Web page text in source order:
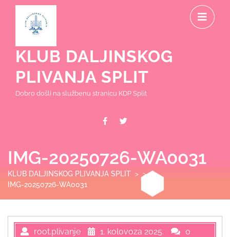
content
KLUB DALJINSKOG
PLIVANJA SPLIT
Dobro došli na službenu stranicu KDP Split
Facebook
IMG-20250726-WA0031
KLUB DALJINSKOG PLIVANJA SPLIT > >
IMG-20250726-WA0031
root.plivanje 1. kolovoza 2025.
0